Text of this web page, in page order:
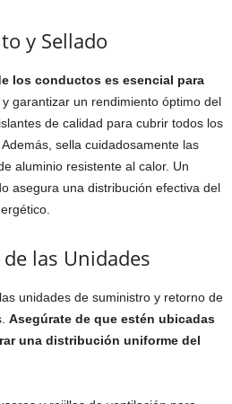
y Sellado
los conductos es esencial para
y garantizar un rendimiento óptimo del
de calidad para cubrir todos los
sella cuidadosamente las
aluminio resistente al calor. Un
asegura una distribución efectiva del
las Unidades
unidades de suministro y retorno de
Asegúrate de que estén ubicadas
una distribución uniforme del